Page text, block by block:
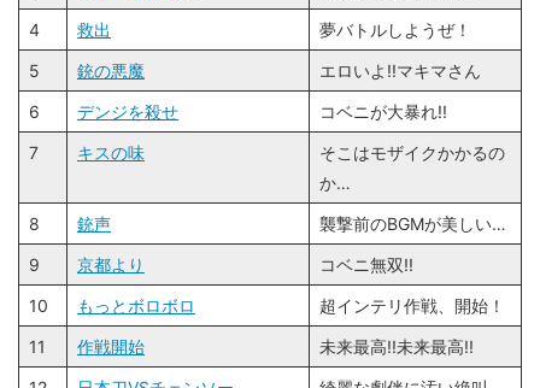
4
救出
夢バトルしようぜ！
5
銃の悪魔
エロいよ!!マキマさん
6
デンジを殺せ
コベニが大暴れ!!
7
キスの味
そこはモザイクかかるの
か…
8
銃声
襲撃前のBGMが美しい…
9
京都より
コベニ無双!!
10
もっとボロボロ
超インテリ作戦、開始！
11
作戦開始
未来最高!!未来最高!!